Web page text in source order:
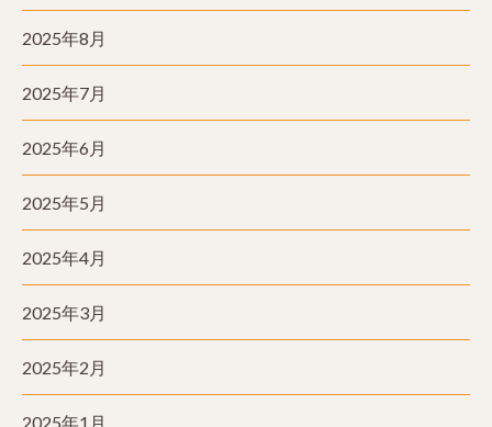
2025年8月
2025年7月
2025年6月
2025年5月
2025年4月
2025年3月
2025年2月
2025年1月